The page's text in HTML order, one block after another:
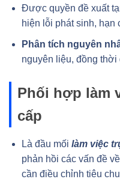
Được quyền đề xuất
hiện lỗi phát sinh, hạn
Phân tích nguyên
nguyên liệu, đồng
Phối hợp làm
cấp
Là đầu mối làm việc
phản hồi các vấn đề
cần điều chỉnh tiêu